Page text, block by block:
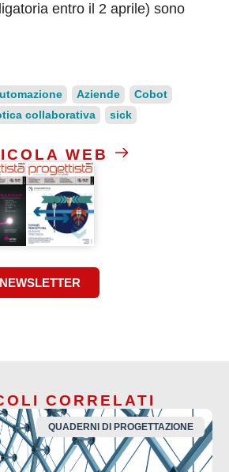
entro il 2 aprile) sono
Aziende
Cobot
collaborativa
sick
WEB
CORRELATI
QUADERNI DI PROGETTAZIONE